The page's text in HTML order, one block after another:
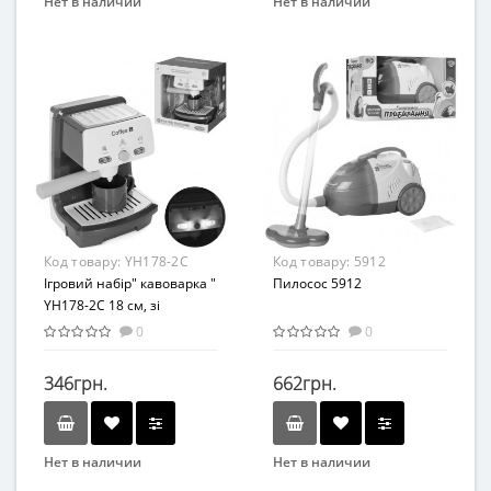
Игровой набор
Возраст
от 3 лет
Материал
Пластик
Развивающая игрушка
Возраст
От 3-х лет
Возрастная группа
От 3 лет
Материал
Пластик
Код товару: YH178-2C
Ігровий набір" кавоварка "
YH178-2C 18 см, зі
звуковими і світловими
0
346грн.
Нет в наличии
Код товару: 5912
Пилосос 5912
0
662грн.
Нет в наличии